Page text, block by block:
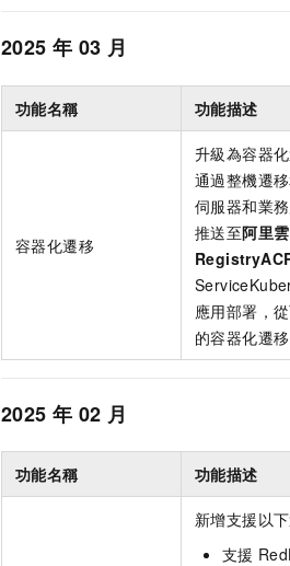
2025 年 03 月
功能名稱 功能描述
容器化遷移
升級為容器化
通過整機遷
伺服器和業
推送至阿里雲
應用部署，
的容器化遷移
2025 年 02 月
功能名稱 功能描述
新增支援以
支援